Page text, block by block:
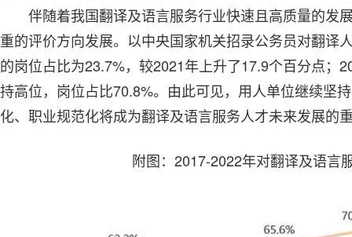
伴随着我国翻译及语言服务行业快速且高质量的发
重的评价方向发展。以中央国家机关招录公务员对翻译
的岗位占比为23.7%，较2021年上升了17.9个百分点；
持高位，岗位占比70.8%。由此可见，用人单位继续坚
化、职业规范化将成为翻译及语言服务人才未来发展的
附图：2017-2022年对翻译及语言